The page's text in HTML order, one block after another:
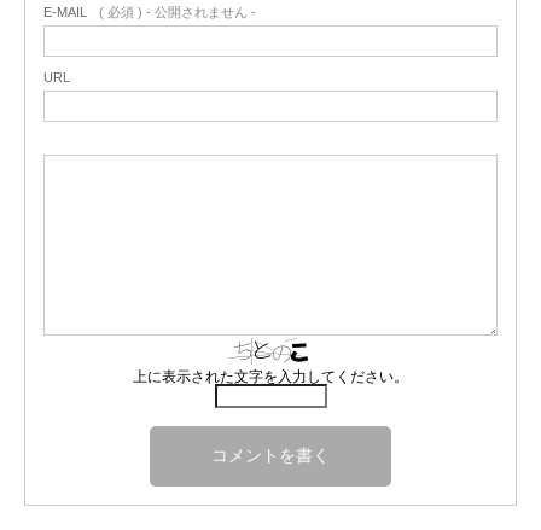
E-MAIL ( 必須 ) - 公開されません -
URL
上に表示された文字を入力してください。